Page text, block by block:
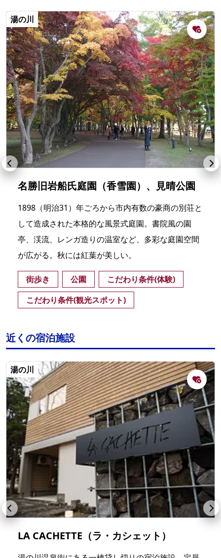
湯の川
名勝旧岩船氏庭園（香雪園）、見晴公園
1898（明治31）年ごろから市内有数の豪商の別荘と
して造成された本格的な風景式庭園。書院風の園
亭、渓流、レンガ造りの温室など、多彩な庭園空間
が広がる。秋には紅葉が美しい。
街歩き 公園
こだわり条件(体験)
こだわり条件(観光スポット)
近くの宿泊施設
湯の川
LA CACHETTE（ラ・カシェット）